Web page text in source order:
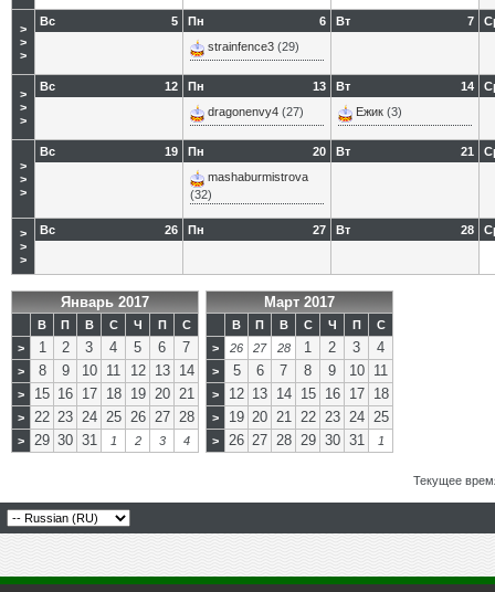
>
>
>
5
Вс 6
Пн
strainfence3 (29)
7
Вт
>
>
>
12
Вс 13
Пн
dragonenvy4 (27)
14
Вт
Eжик (3)
>
>
>
19
Вс 20
Пн
mashaburmistrova
(32)
21
Вт
>
>
>
26
Вс 27
Пн 28
Вт
Январь 2017
В П В С Ч П
С
>
1 2 3 4 5 6 7
> 8 9 10 11 12 13 14
> 15 16 17 18 19 20 21
> 22 23 24 25 26 27 28
> 29 30 31 1 2 3 4
Март 2017
В П В С Ч П
С
>
26 27 28 1 2 3 4
> 5 6 7 8 9 10 11
> 12 13 14 15 16 17 18
> 19 20 21 22 23 24 25
> 26 27 28 29 30 31 1
Текущее